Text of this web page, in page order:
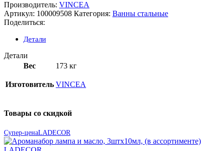
Производитель: VINCEA
Артикул: 100009508 Категория: Ванны стальные
Поделиться:
Детали
Детали
Вес
173 кг
Изготовитель VINCEA
Товары со скидкой
Супер-ценаLADECOR